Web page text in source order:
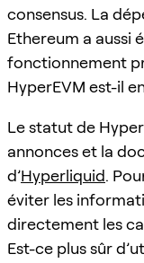
consensus. La
Ethereum a aussi
fonctionnement
HyperEVM est-il
Le statut de
annonces et la
d’Hyperliquid.
éviter les
directement les
Est-ce plus sûr